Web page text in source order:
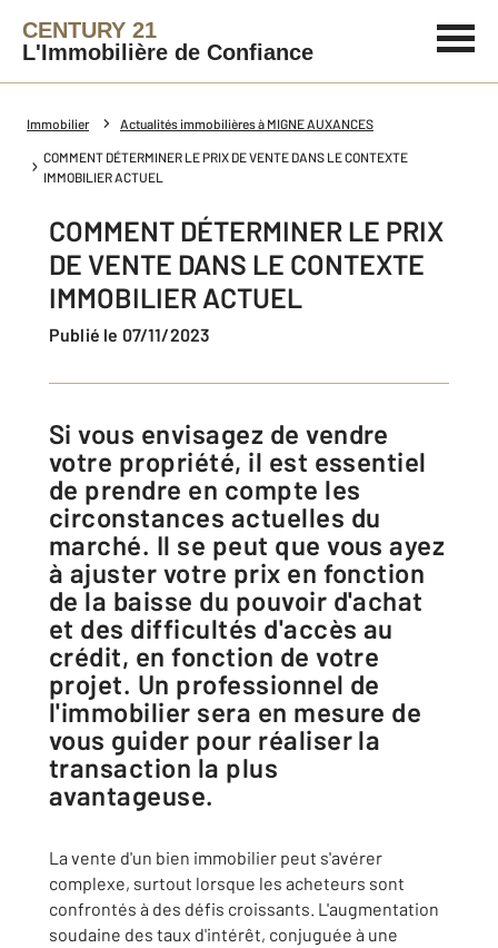
CENTURY 21
L'Immobilière de Confiance
Immobilier Actualités immobilières à MIGNE AUXANCES
COMMENT DÉTERMINER LE PRIX DE VENTE DANS LE CONTEXTE
IMMOBILIER ACTUEL
COMMENT DÉTERMINER LE PRIX
DE VENTE DANS LE CONTEXTE
IMMOBILIER ACTUEL
Publié le 07/11/2023
Si vous envisagez de vendre
votre propriété, il est essentiel
de prendre en compte les
circonstances actuelles du
marché. Il se peut que vous ayez
à ajuster votre prix en fonction
de la baisse du pouvoir d'achat
et des difficultés d'accès au
crédit, en fonction de votre
projet. Un professionnel de
l'immobilier sera en mesure de
vous guider pour réaliser la
transaction la plus
avantageuse.
La vente d'un bien immobilier peut s'avérer
complexe, surtout lorsque les acheteurs sont
confrontés à des défis croissants. L'augmentation
soudaine des taux d'intérêt, conjuguée à une